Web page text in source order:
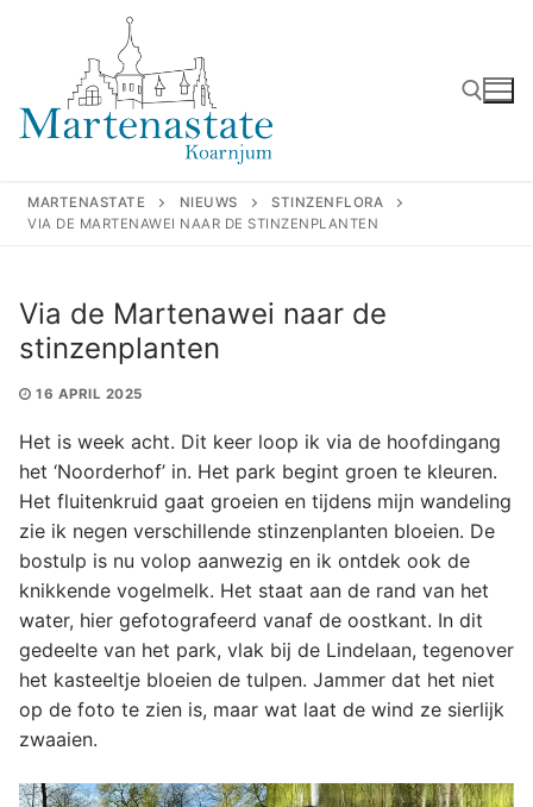
inhoud
Zoeken naar:
MARTENASTATE NIEUWS
STINZENFLORA
VIA DE MARTENAWEI NAAR DE STINZENPLANTEN
Via de Martenawei naar de
stinzenplanten
16 APRIL 2025
Het is week acht. Dit keer loop ik via de hoofdingang
het ‘Noorderhof’ in. Het park begint groen te kleuren.
Het fluitenkruid gaat groeien en tijdens mijn wandeling
zie ik negen verschillende stinzenplanten bloeien. De
bostulp is nu volop aanwezig en ik ontdek ook de
knikkende vogelmelk. Het staat aan de rand van het
water, hier gefotografeerd vanaf de oostkant. In dit
gedeelte van het park, vlak bij de Lindelaan, tegenover
het kasteeltje bloeien de tulpen. Jammer dat het niet
op de foto te zien is, maar wat laat de wind ze sierlijk
zwaaien.